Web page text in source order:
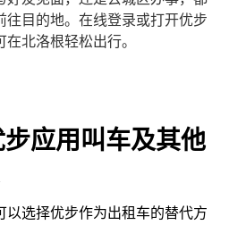
往目的地。在线登录或打开优步
北洛根轻松出行。
应用叫车及其他
以选择优步作为出租车的替代方